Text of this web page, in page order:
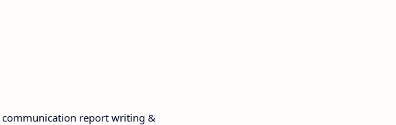
communication report writing &